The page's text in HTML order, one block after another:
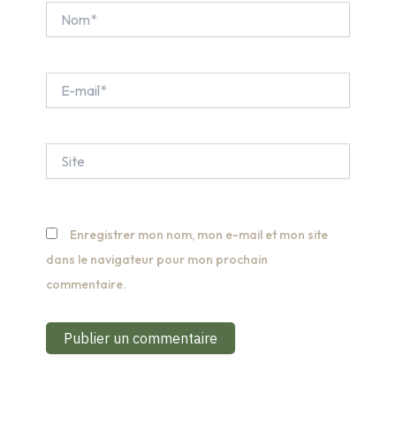
mail*
Enregistrer mon nom, mon e-mail et mon site
dans le navigateur pour mon prochain
commentaire.